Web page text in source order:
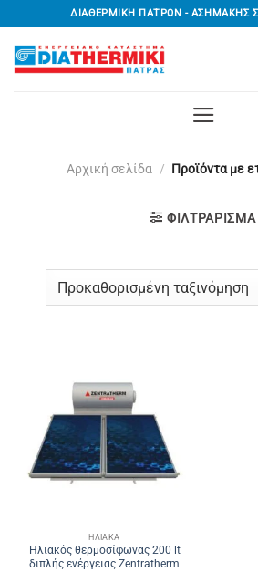
στο
περιεχόμενο
ΔΙΑΘΕΡΜΙΚΗ ΠΑΤΡΩΝ - ΑΣΗΜΑΚΗΣ
Αρχική σελίδα / Προϊόντα με
ΦΙΛΤΡΆΡΙΣΜΑ
ΗΛΙΑΚΆ
Ηλιακός θερμοσίφωνας 200 lt
διπλής ενέργειας Zentratherm